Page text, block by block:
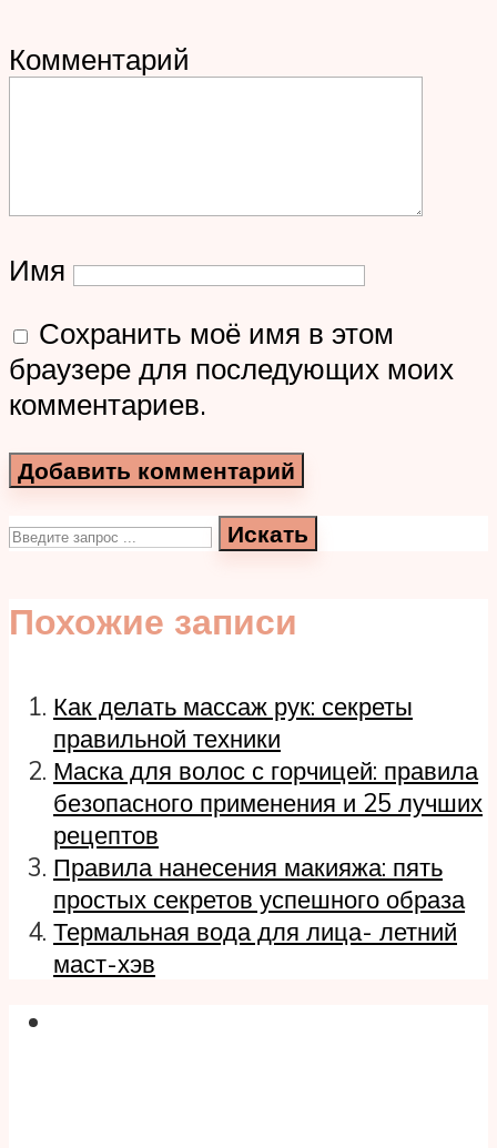
Комментарий
Имя
Сохранить моё имя в этом
браузере для последующих моих
комментариев.
Искать
Похожие записи
Как делать массаж рук: секреты
правильной техники
Маска для волос с горчицей: правила
безопасного применения и 25 лучших
рецептов
Правила нанесения макияжа: пять
простых секретов успешного образа
Термальная вода для лица- летний
маст-хэв